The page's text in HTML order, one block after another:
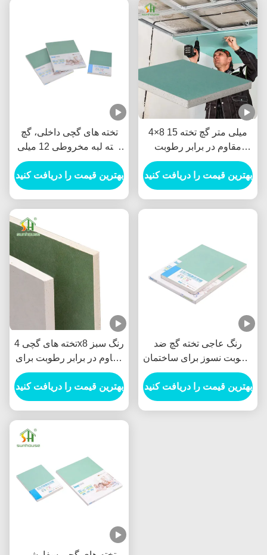
تخته های گچی داخلی، گچ
تخته لبه مخروطی 12 میلی
متری ضد آب
بهترین قیمت را دریافت کنید
4×8 15 میلی متر گچ تخته
مقاوم در برابر رطوبت
دارای درجه حرارت برای
حمام، آشپزخانه
بهترین قیمت را دریافت کنید
تخته های گچی 4x8 رنگ سبز
مقاوم در برابر رطوبت برای
دیوار خشک
بهترین قیمت را دریافت کنید
رنگ عاجی تخته گچ ضد
رطوبت نسوز برای ساختمان
اداری
بهترین قیمت را دریافت کنید